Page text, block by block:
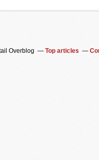
Overblog Top articles